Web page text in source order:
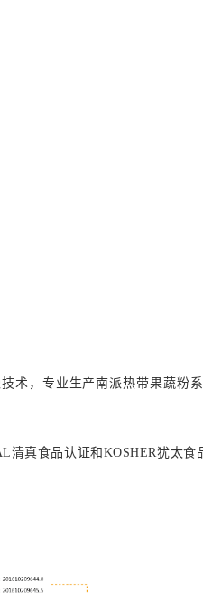
术，专业生产南派热带果蔬粉
真食品认证和KOSHER犹太